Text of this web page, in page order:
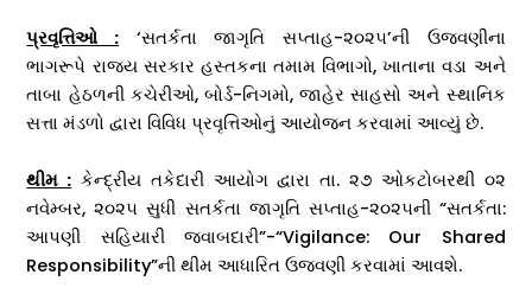
પ્રવૃત્તિઓ : ‘સતર્કતા જાગૃતિ સપ્તાહ-૨૦૨૫’ની ઉજવણીના
ભાગરૂપે રાજ્ય સરકાર હસ્તકના તમામ વિભાગો, ખાતાના વડા અને
તાબા હેઠળની કચેરીઓ, બોર્ડ-નિગમો, જાહેર સાહસો અને સ્થાનિક
સત્તા મંડળો દ્વારા વિવિધ પ્રવૃત્તિઓનું આયોજન કરવામાં આવ્યું છે.
થીમ : કેન્દ્રીય તકેદારી આયોગ દ્વારા તા. ૨૭ ઓકટોબરથી ૦૨
નવેમ્બર, ૨૦૨૫ સુધી સતર્કતા જાગૃતિ સપ્તાહ-૨૦૨૫ની “સતર્કતા:
આપણી સહિયારી જવાબદારી”-“Vigilance: Our Shared
Responsibility”ની થીમ આધારિત ઉજવણી કરવામાં આવશે.